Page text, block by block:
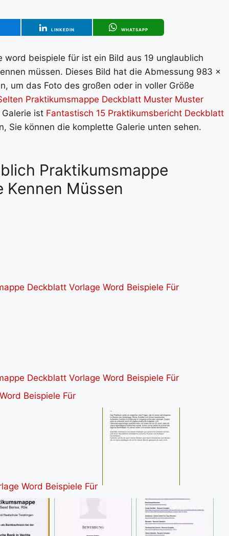
LINKEDIN WHATSAPP
beispiele für ist ein Bild aus 19 unglaublich
müssen. Dieses Bild hat die Abmessung 983 x
um das Foto des großen oder in voller Größe
Praktikumsmappe Deckblatt Muster Muster
ist Fantastisch 15 Praktikumsbericht Deckblatt
Sie können die komplette Galerie unten sehen.
Praktikumsmappe
Kennen Müssen